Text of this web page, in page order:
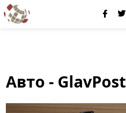
Авто - GlavPost